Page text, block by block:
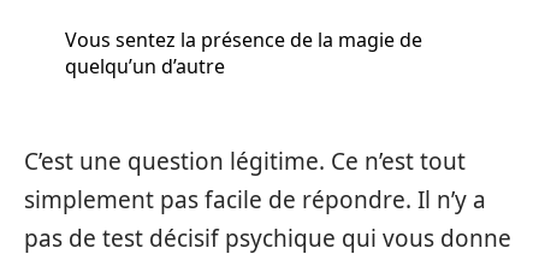
Vous sentez la présence de la magie de
quelqu’un d’autre
C’est une question légitime. Ce n’est tout
simplement pas facile de répondre. Il n’y a
pas de test décisif psychique qui vous donne